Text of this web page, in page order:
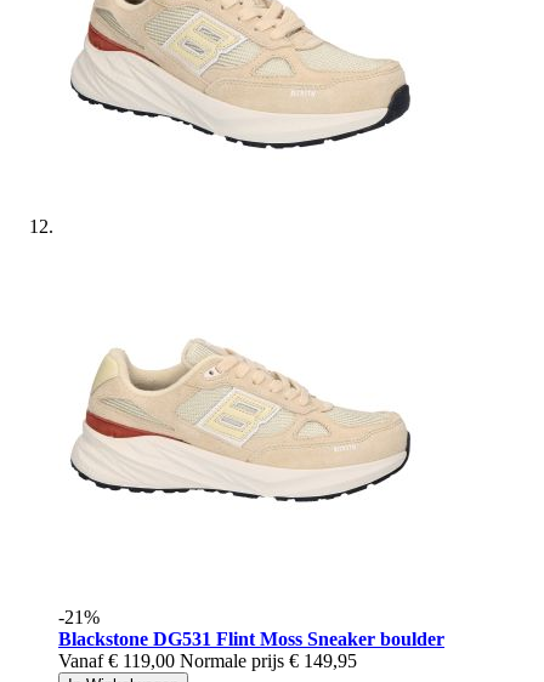
-21%
Blackstone DG531 Flint Moss Sneaker boulder
Vanaf € 119,00 Normale prijs € 149,95